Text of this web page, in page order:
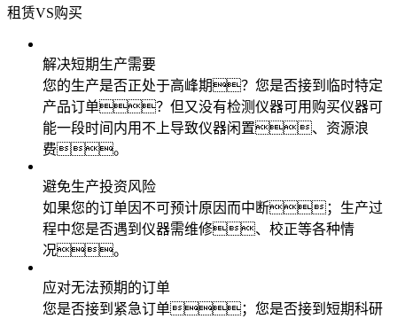
租赁VS购买
解决短期生产需要
您的生产是否正处于高峰期？您是否接到临时特定
产品订单？但又没有检测仪器可用购买仪器可
能一段时间内用不上导致仪器闲置、资源浪
费。
避免生产投资风险
如果您的订单因不可预计原因而中断；生产过
程中您是否遇到仪器需维修、校正等各种情
况。
应对无法预期的订单
您是否接到紧急订单；您是否接到短期科研